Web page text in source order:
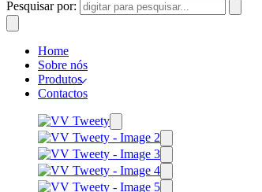
Pesquisar por:
Home
Sobre nós
Produtos
Contactos